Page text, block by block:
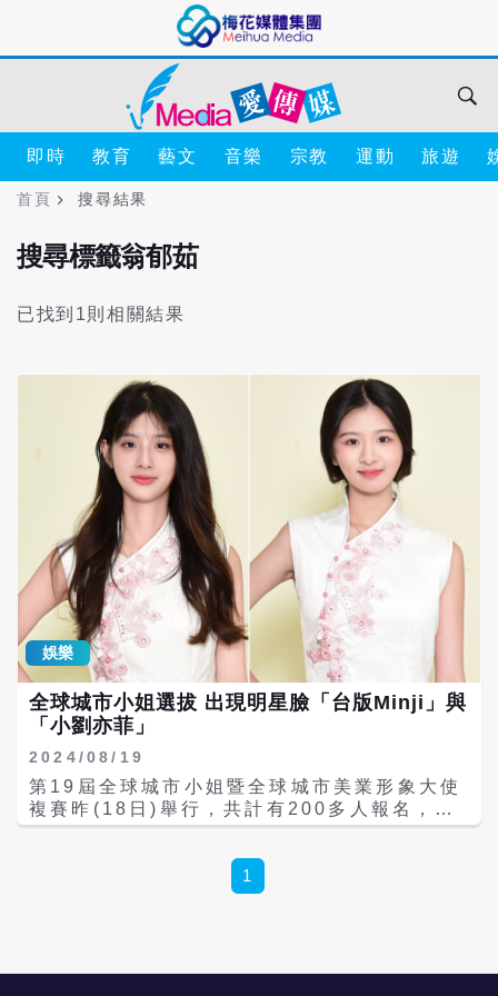
即時 教育 藝文 音樂 宗教 運動 旅遊
首頁 搜尋結果
搜尋標籤翁郁茹
已找到1則相關結果
娛樂
全球城市小姐選拔 出現明星臉「台版Minji」與
「小劉亦菲」
2024/08/19
第19屆全球城市小姐暨全球城市美業形象大使
複賽昨(18日)舉行，共計有200多人報名，歷
經初選、複賽，總決賽剩38位佳麗角逐，出現
行。活動創辦人張如君表示，為了替明年選拔
活動滿20周年暖身，今年活動規模更勝以往，
1